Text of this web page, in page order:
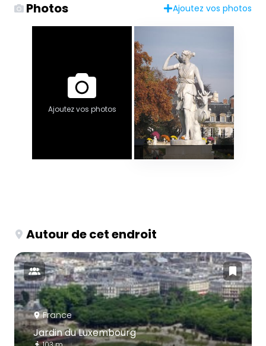
Photos Ajoutez vos photos
Ajoutez vos photos
Autour de cet endroit
France
Jardin du Luxembourg